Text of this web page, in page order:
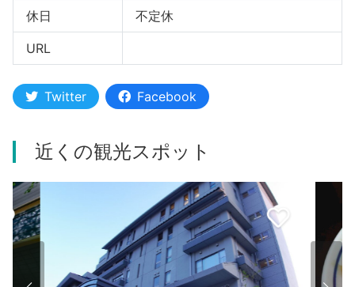
休日 不定休
URL
Twitter Facebook
近くの観光スポット